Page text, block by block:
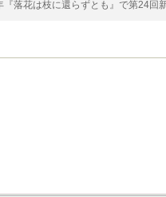
落花は枝に還らずとも』で第24回